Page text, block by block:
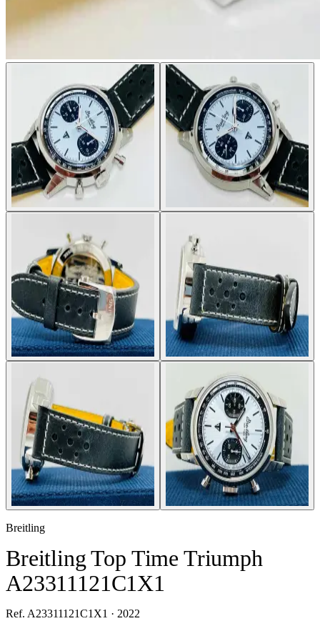
Breitling
Breitling Top Time Triumph
A23311121C1X1
Ref. A23311121C1X1 · 2022